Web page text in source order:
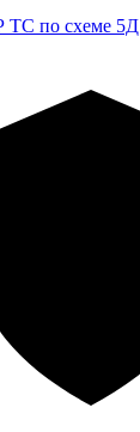
ТС по схеме 5Д